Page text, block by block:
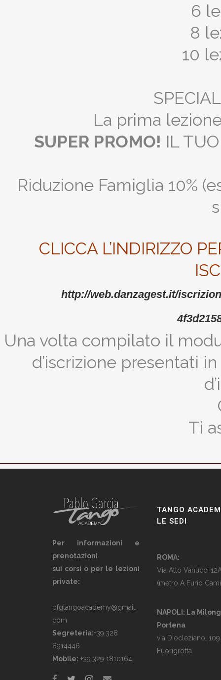
6
8
10
La prima
SUPER PROMO! IL
Riduzione Famiglia 10%
CLICCA L’INDIRIZZO
http://web.danzagest.it/
Una volta compilato il
d’iscrizione presentati
Ti
Per informazioni e
prenotazioni
sui corsi o per le lezioni
private:
pfgtangoacademy@gmail.
com
Segreteria:+39.328
8914446
Mobile: +39.329 1810164
TANGO
LE SEDI
ROMA:
Via Atto Vanucci
(metro A Furio
NAPOLI: La
Portena
via Diocleziano, 109
Fuorigrotta.